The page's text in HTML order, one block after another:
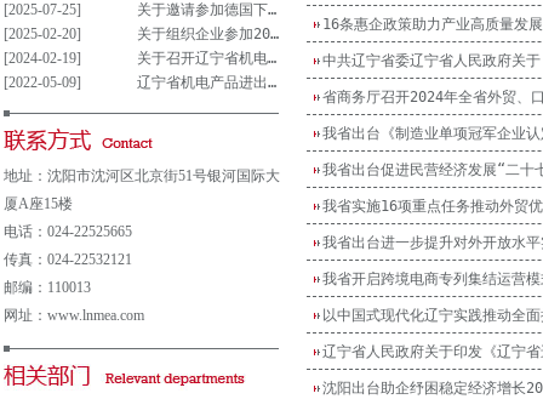
[2025-07-25]
关于邀请参加德国下萨克森州走进中德园活动暨德国汉诺威工业博览会说明会的通知
[2025-02-20]
关于组织企业参加2025年意大利博洛尼亚国际汽车保养、轮胎及维修展览会的通知
[2024-02-19]
关于召开辽宁省机电产品进出口企业 联合会第五届会员大会的通知
[2022-05-09]
辽宁省机电产品进出口企业联合会会费及其他收费公示表
地址：沈阳市沈河区北京街51号银河国际大
厦A座15楼
电话：024-22525665
传真：024-22532121
邮编：110013
网址：www.lnmea.com
16条惠企政策助力产业高质量发展
中共辽宁省委辽宁省人民政府关
省商务厅召开2024年全省外贸、
我省出台《制造业单项冠军企业
我省出台促进民营经济发展“二十
我省实施16项重点任务推动外贸
我省出台进一步提升对外开放水
我省开启跨境电商专列集结运营模
以中国式现代化辽宁实践推动全
辽宁省人民政府关于印发《辽宁
沈阳出台助企纾困稳定经济增长